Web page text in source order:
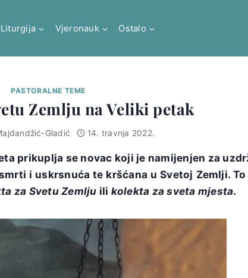
Liturgija Vjeronauk Ostalo
PASTORALNE TEME
Zemlju na Veliki petak
Gladić 14. travnja 2022.
prikuplja se novac koji je namijenjen za
i uskrsnuća te kršćana u Svetoj Zemlji.
za Svetu Zemlju ili kolekta za sveta mjesta.